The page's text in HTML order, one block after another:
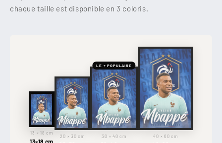
chaque taille est disponible en 3 coloris.
13 × 18 cm
13×18 cm
20 × 30 cm
LE + POPULAIRE
30 × 40 cm 40 × 60 cm